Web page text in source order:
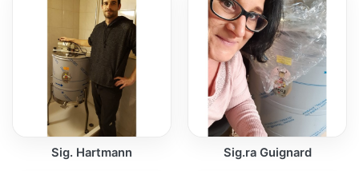
Sig. Hartmann Sig.ra Guignard